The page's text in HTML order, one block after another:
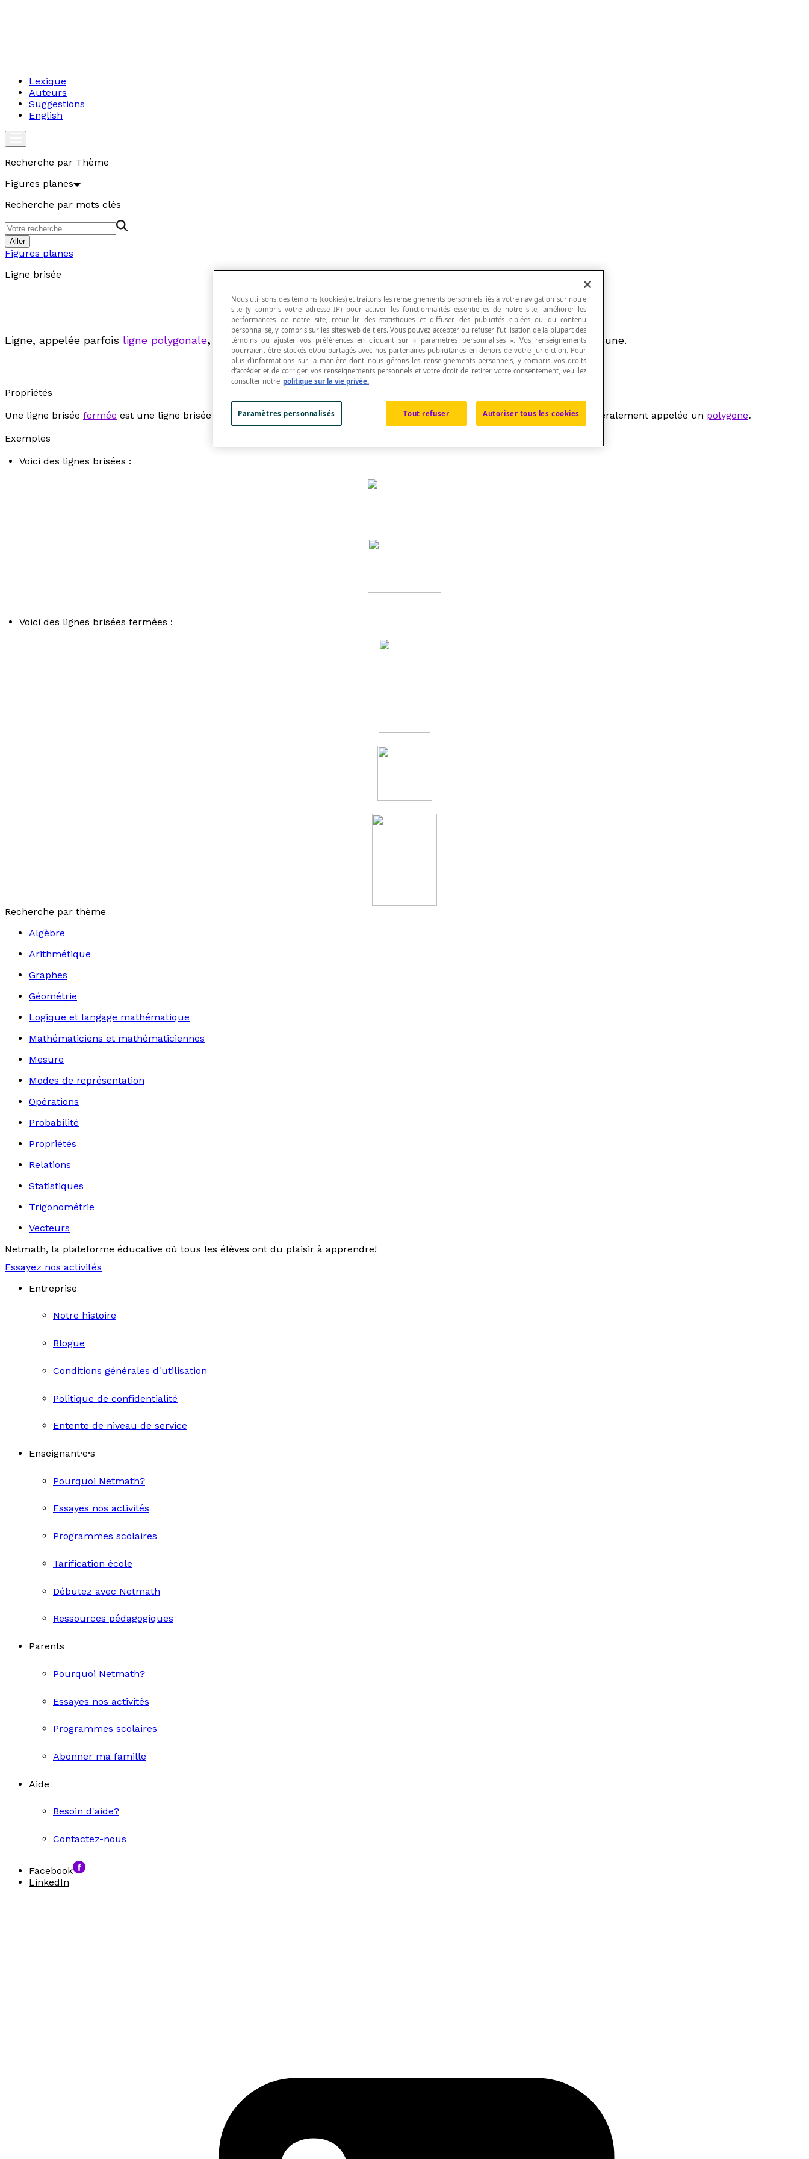
Lexique
Auteurs
Suggestions
English
Recherche par Thème
Figures planes
Recherche par mots clés
Aller
Figures planes
Ligne brisée
Ligne, appelée parfois ligne polygonale, formée d'une suite finie desegments de droite ayant une extrémité commune.
Propriétés
Une ligne brisée fermée est une ligne brisée dont les deux extrémités sont confondues. Uneligne simplebrisée fermée est généralement appelée un polygone.
Exemples
Voici des lignes brisées :
Voici des lignes brisées fermées :
Recherche par thème
Algèbre
Arithmétique
Graphes
Géométrie
Logique et langage mathématique
Mathématiciens et mathématiciennes
Mesure
Modes de représentation
Opérations
Probabilité
Propriétés
Relations
Statistiques
Trigonométrie
Vecteurs
Netmath, la plateforme éducative où tous les élèves ont du plaisir à apprendre!
Essayez nos activités
Entreprise
Notre histoire
Blogue
Conditions générales d'utilisation
Politique de confidentialité
Entente de niveau de service
Enseignant·e·s
Pourquoi Netmath?
Essayes nos activités
Programmes scolaires
Tarification école
Débutez avec Netmath
Ressources pédagogiques
Parents
Pourquoi Netmath?
Essayes nos activités
Programmes scolaires
Abonner ma famille
Aide
Besoin d'aide?
Contactez-nous
Facebook
LinkedIn
Nous utilisons des témoins (cookies) et traitons les renseignements personnels liés à votre navigation sur notre
site (y compris votre adresse IP) pour activer les fonctionnalités essentielles de notre site, améliorer les
performances de notre site, recueillir des statistiques et diffuser des publicités ciblées ou du contenu
personnalisé, y compris sur les sites web de tiers. Vous pouvez accepter ou refuser l’utilisation de la plupart des
témoins ou ajuster vos préférences en cliquant sur « paramètres personnalisés ». Vos renseignements
pourraient être stockés et/ou partagés avec nos partenaires publicitaires en dehors de votre juridiction. Pour
plus d’informations sur la manière dont nous gérons les renseignements personnels, y compris vos droits
d’accéder et de corriger vos renseignements personnels et votre droit de retirer votre consentement, veuillez
consulter notre politique sur la vie privée.
Tout refuser Autoriser tous les cookies
Paramètres personnalisés